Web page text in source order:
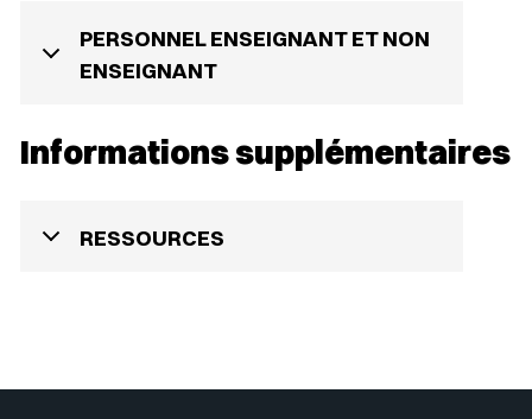
PERSONNEL ENSEIGNANT ET NON
ENSEIGNANT
Informations supplémentaires
RESSOURCES